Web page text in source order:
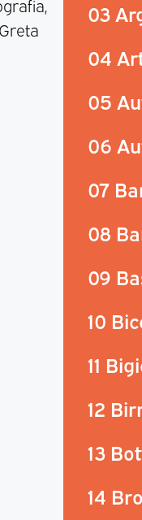
03
04
05
06
07
08
09
10
11
12
13
14